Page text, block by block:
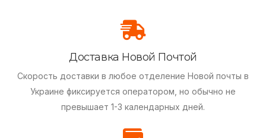
Доставка Новой Почтой
Скорость доставки в любое отделение Новой почты в
Украине фиксируется оператором, но обычно не
превышает 1-3 календарных дней.